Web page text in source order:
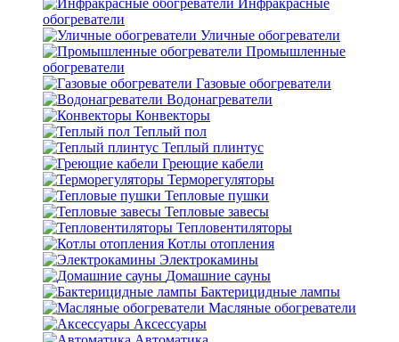
Инфракрасные
обогреватели
Уличные обогреватели
Промышленные
обогреватели
Газовые обогреватели
Водонагреватели
Конвекторы
Теплый пол
Теплый плинтус
Греющие кабели
Терморегуляторы
Тепловые пушки
Тепловые завесы
Тепловентиляторы
Котлы отопления
Электрокамины
Домашние сауны
Бактерицидные лампы
Масляные обогреватели
Аксессуары